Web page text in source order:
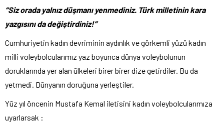
“Siz orada yalnız düşmanı yenmediniz. Türk milletinin kara
yazgısını da değiştirdiniz!”
Cumhuriyetin kadın devriminin aydınlık ve görkemli yüzü kadın
milli voleybolcularımız yaz boyunca dünya voleybolunun
doruklarında yer alan ülkeleri birer birer dize getirdiler. Bu da
yetmedi. Dünyanın doruğuna yerleştiler.
Yüz yıl öncenin Mustafa Kemal iletisini kadın voleybolcularımıza
uyarlarsak :